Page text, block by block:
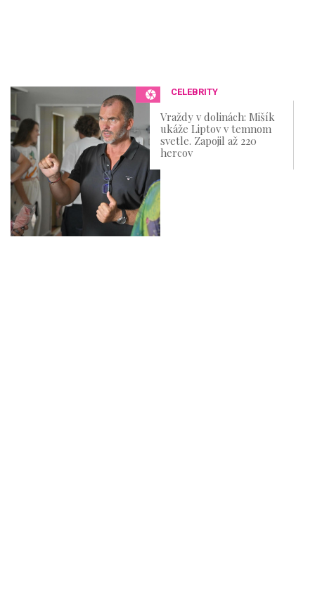
CELEBRITY
Vraždy v dolinách: Mišík
ukáže Liptov v temnom
svetle. Zapojil až 220
hercov